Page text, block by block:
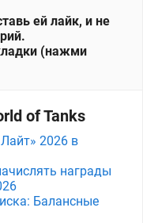
ей лайк, и не
(нажми
of Tanks
2026 в
награды
Балансные